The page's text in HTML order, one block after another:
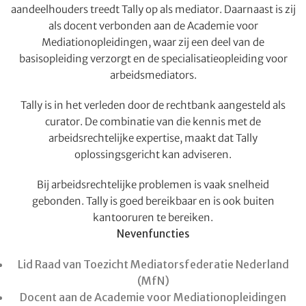
aandeelhouders treedt Tally op als mediator. Daarnaast is zij
als docent verbonden aan de Academie voor
Mediationopleidingen, waar zij een deel van de
basisopleiding verzorgt en de specialisatieopleiding voor
arbeidsmediators.
Tally is in het verleden door de rechtbank aangesteld als
curator. De combinatie van die kennis met de
arbeidsrechtelijke expertise, maakt dat Tally
oplossingsgericht kan adviseren.
Bij arbeidsrechtelijke problemen is vaak snelheid
gebonden. Tally is goed bereikbaar en is ook buiten
kantooruren te bereiken.
Nevenfuncties
Lid Raad van Toezicht Mediatorsfederatie Nederland
(MfN)
Docent aan de Academie voor Mediationopleidingen